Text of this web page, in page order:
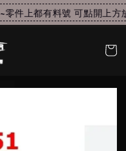
零件上都有料號 可點開上方